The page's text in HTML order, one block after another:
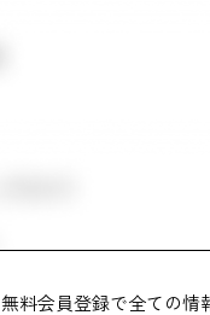
無料会員登録で全ての情